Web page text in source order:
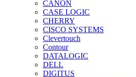
CANON
CASE LOGIC
CHERRY
CISCO SYSTEMS
Clevertouch
Contour
DATALOGIC
DELL
DIGITUS